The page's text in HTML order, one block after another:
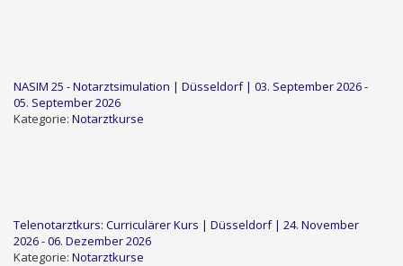
NASIM 25 - Notarztsimulation | Düsseldorf | 03. September 2026 -
05. September 2026
Kategorie: Notarztkurse
Telenotarztkurs: Curriculärer Kurs | Düsseldorf | 24. November
2026 - 06. Dezember 2026
Kategorie: Notarztkurse